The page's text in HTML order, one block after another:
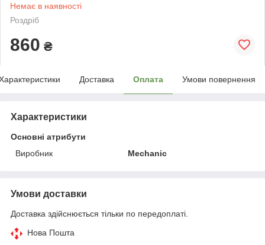
Немає в наявності
Роздріб
860 ₴
Доставка Оплата Умови повернення
Характеристики
Основні атрибути
Виробник
Mechanic
Умови доставки
Доставка здійснюється тільки по передоплаті.
Нова Пошта